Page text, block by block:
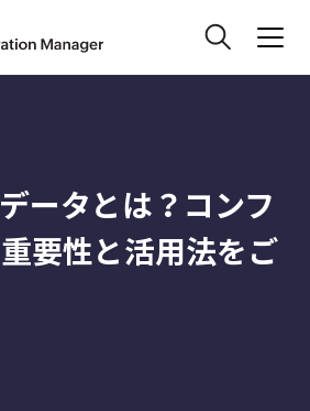
ータとは？コンフ
要性と活用法をご